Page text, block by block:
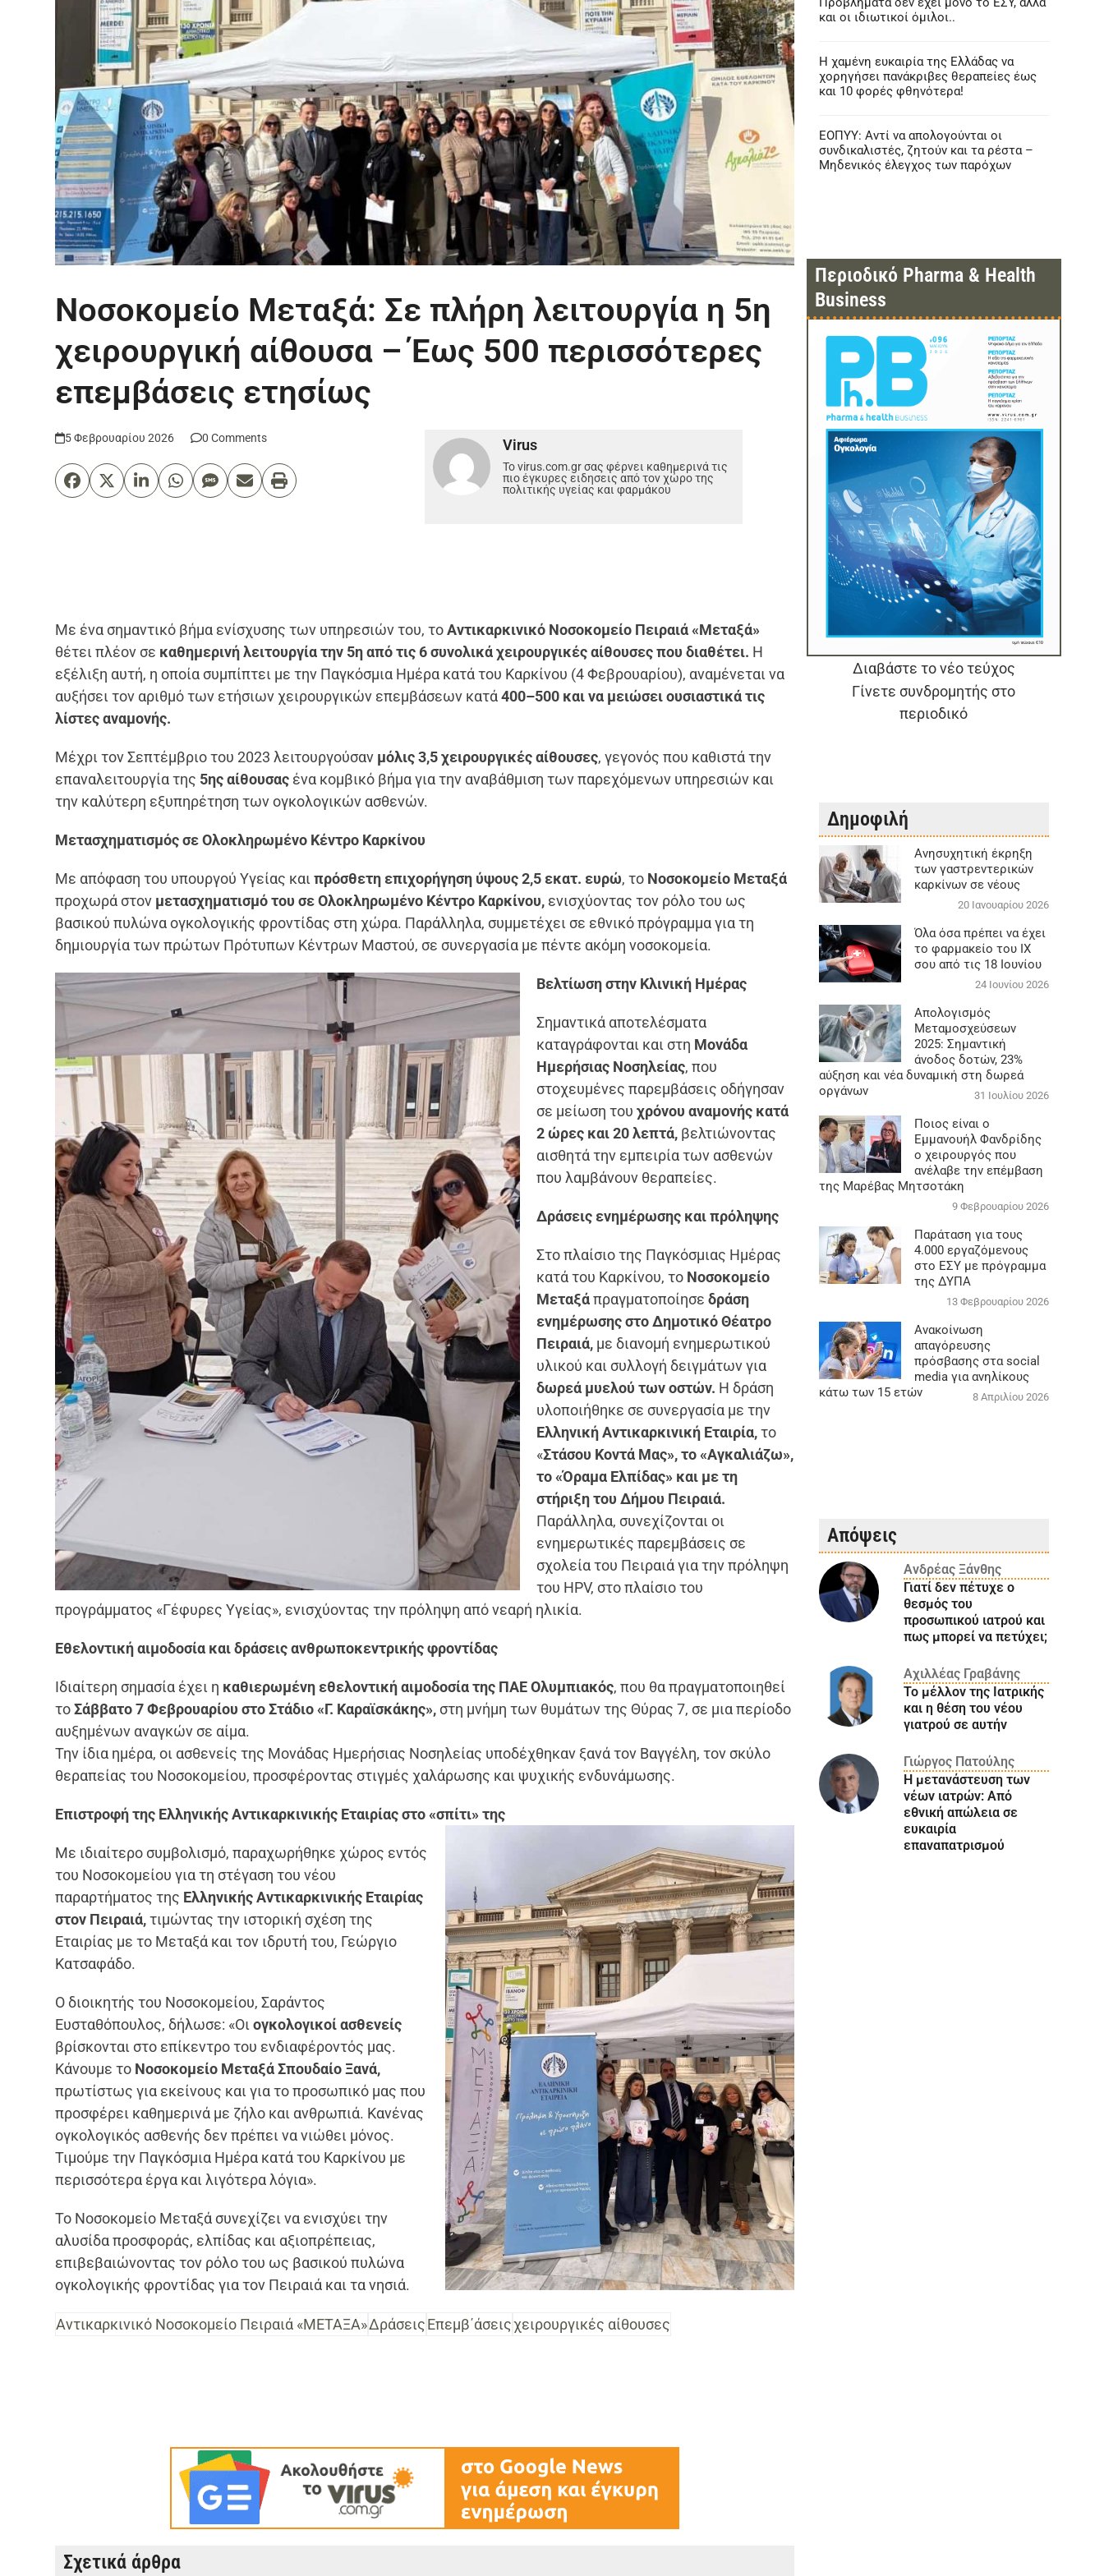
Νοσοκομείο Μεταξά: Σε πλήρη λειτουργία η 5η
χειρουργική αίθουσα – Έως 500 περισσότερες
επεμβάσεις ετησίως
5 Φεβρουαρίου 2026 0 Comments Virus
Το virus.com.gr σας φέρνει καθημερινά τις
πιο έγκυρες ειδησεις από τον χώρο της
πολιτικής υγείας και φαρμάκου
Με ένα σημαντικό βήμα ενίσχυσης των υπηρεσιών του, τοΑντικαρκινικό Νοσοκομείο Πειραιά «Μεταξά»
θέτει πλέον σε καθημερινή λειτουργία την 5η από τις 6 συνολικά χειρουργικές αίθουσες που διαθέτει. Η
εξέλιξη αυτή, η οποία συμπίπτει με την Παγκόσμια Ημέρα κατά του Καρκίνου (4 Φεβρουαρίου), αναμένεται να
αυξήσει τον αριθμό των ετήσιων χειρουργικών επεμβάσεων κατά400–500 και να μειώσει ουσιαστικά τις
λίστες αναμονής.
Μέχρι τον Σεπτέμβριο του 2023 λειτουργούσαν μόλις 3,5 χειρουργικές αίθουσες, γεγονός που καθιστά την
επαναλειτουργία της 5ης αίθουσας ένα κομβικό βήμα για την αναβάθμιση των παρεχόμενων υπηρεσιών και
την καλύτερη εξυπηρέτηση των ογκολογικών ασθενών.
Μετασχηματισμός σε Ολοκληρωμένο Κέντρο Καρκίνου
Με απόφαση του υπουργού Υγείας και πρόσθετη επιχορήγηση ύψους 2,5 εκατ. ευρώ, το Νοσοκομείο Μεταξά
προχωρά στον μετασχηματισμό του σε Ολοκληρωμένο Κέντρο Καρκίνου, ενισχύοντας τον ρόλο του ως
βασικού πυλώνα ογκολογικής φροντίδας στη χώρα. Παράλληλα, συμμετέχει σε εθνικό πρόγραμμα για τη
δημιουργία των πρώτων Πρότυπων Κέντρων Μαστού, σε συνεργασία με πέντε ακόμη νοσοκομεία.
Βελτίωση στην Κλινική Ημέρας
Σημαντικά αποτελέσματα
καταγράφονται και στη Μονάδα
Ημερήσιας Νοσηλείας, που
στοχευμένες παρεμβάσεις οδήγησαν
σε μείωση τουχρόνου αναμονής κατά
2 ώρες και 20 λεπτά, βελτιώνοντας
αισθητά την εμπειρία των ασθενών
που λαμβάνουν θεραπείες.
Δράσεις ενημέρωσης και πρόληψης
Στο πλαίσιο της Παγκόσμιας Ημέρας
κατά του Καρκίνου, το Νοσοκομείο
Μεταξάπραγματοποίησεδράση
ενημέρωσης στο Δημοτικό Θέατρο
Πειραιά, με διανομή ενημερωτικού
υλικού και συλλογή δειγμάτων για
δωρεά μυελού των οστών. Η δράση
υλοποιήθηκε σε συνεργασία με την
Ελληνική Αντικαρκινική Εταιρία,το
«Στάσου Κοντά Μας», το «Αγκαλιάζω»,
το «Όραμα Ελπίδας» και με τη
στήριξη του Δήμου Πειραιά.
Παράλληλα, συνεχίζονται οι
ενημερωτικές παρεμβάσεις σε
σχολεία του Πειραιά για την πρόληψη
του HPV, στο πλαίσιο του
προγράμματος «Γέφυρες Υγείας», ενισχύοντας την πρόληψη από νεαρή ηλικία.
Εθελοντική αιμοδοσία και δράσεις ανθρωποκεντρικής φροντίδας
Ιδιαίτερη σημασία έχει η καθιερωμένη εθελοντική αιμοδοσία της ΠΑΕ Ολυμπιακός, που θα πραγματοποιηθεί
τοΣάββατο 7 Φεβρουαρίου στο Στάδιο «Γ. Καραϊσκάκης», στη μνήμη των θυμάτων της Θύρας 7, σε μια περίοδο
αυξημένων αναγκών σε αίμα.
Την ίδια ημέρα, οι ασθενείς της Μονάδας Ημερήσιας Νοσηλείας υποδέχθηκαν ξανά τον Βαγγέλη, τον σκύλο
θεραπείας του Νοσοκομείου, προσφέροντας στιγμές χαλάρωσης και ψυχικής ενδυνάμωσης.
Επιστροφή της Ελληνικής Αντικαρκινικής Εταιρίας στο «σπίτι» της
Με ιδιαίτερο συμβολισμό, παραχωρήθηκε χώρος εντός
του Νοσοκομείου για τη στέγαση του νέου
παραρτήματος της Ελληνικής Αντικαρκινικής Εταιρίας
στον Πειραιά,τιμώντας την ιστορική σχέση της
Εταιρίας με το Μεταξά και τον ιδρυτή του, Γεώργιο
Κατσαφάδο.
Ο διοικητής του Νοσοκομείου, Σαράντος
Ευσταθόπουλος, δήλωσε: «Οιογκολογικοί ασθενείς
βρίσκονται στο επίκεντρο του ενδιαφέροντός μας.
Κάνουμε το Νοσοκομείο Μεταξά Σπουδαίο Ξανά,
πρωτίστως για εκείνους και για το προσωπικό μας που
προσφέρει καθημερινά με ζήλο και ανθρωπιά. Κανένας
ογκολογικός ασθενής δεν πρέπει να νιώθει μόνος.
Τιμούμε την Παγκόσμια Ημέρα κατά του Καρκίνου με
περισσότερα έργα και λιγότερα λόγια».
Το Νοσοκομείο Μεταξά συνεχίζει να ενισχύει την
αλυσίδα προσφοράς, ελπίδας και αξιοπρέπειας,
επιβεβαιώνοντας τον ρόλο του ως βασικού πυλώνα
ογκολογικής φροντίδας για τον Πειραιά και τα νησιά.
Αντικαρκινικό Νοσοκομείο Πειραιά «ΜΕΤΑΞΑ»ΔράσειςΕπεμβ΄άσειςχειρουργικές αίθουσες
Σχετικά άρθρα
και οι ιδιωτικοί όμιλοι..
Η χαμένη ευκαιρία της Ελλάδας να
χορηγήσει πανάκριβες θεραπείες έως
και 10 φορές φθηνότερα!
ΕΟΠΥΥ: Αντί να απολογούνται οι
συνδικαλιστές, ζητούν και τα ρέστα –
Μηδενικός έλεγχος των παρόχων
Περιοδικό Pharma & Health
Business
Διαβάστε το νέο τεύχος
Γίνετε συνδρομητής στο
περιοδικό
Δημοφιλή
Aνησυχητική έκρηξη
των γαστρεντερικών
καρκίνων σε νέους
20 Ιανουαρίου 2026
Όλα όσα πρέπει να έχει
το φαρμακείο του ΙΧ
σου από τις 18 Ιουνίου
24 Ιουνίου 2026
Απολογισμός
Μεταμοσχεύσεων
2025: Σημαντική
άνοδος δοτών, 23%
αύξηση και νέα δυναμική στη δωρεά
οργάνων
31 Ιουλίου 2026
Ποιος είναι ο
Εμμανουήλ Φανδρίδης
ο χειρουργός που
ανέλαβε την επέμβαση
της Μαρέβας Μητσοτάκη
9 Φεβρουαρίου 2026
Παράταση για τους
4.000 εργαζόμενους
στο ΕΣΥ με πρόγραμμα
της ΔΥΠΑ
13 Φεβρουαρίου 2026
Ανακοίνωση
απαγόρευσης
πρόσβασης στα social
media για ανηλίκους
κάτω των 15 ετών
8 Απριλίου 2026
Απόψεις
Ανδρέας Ξάνθης
Γιατί δεν πέτυχε ο
θεσμός του
προσωπικού ιατρού και
πως μπορεί να πετύχει;
Αχιλλέας Γραβάνης
Το μέλλον της Ιατρικής
και η θέση του νέου
γιατρού σε αυτήν
Γιώργος Πατούλης
Η μετανάστευση των
νέων ιατρών: Aπό
εθνική απώλεια σε
ευκαιρία
επαναπατρισμού